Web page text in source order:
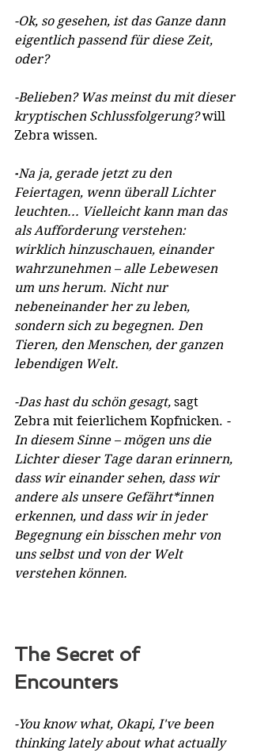
-Ok, so gesehen, ist das Ganze dann
eigentlich passend für diese Zeit,
oder?
-Belieben? Was meinst du mit dieser
kryptischen Schlussfolgerung? will
Zebra wissen.
-Na ja, gerade jetzt zu den
Feiertagen, wenn überall Lichter
leuchten... Vielleicht kann man das
als Aufforderung verstehen:
wirklich hinzuschauen, einander
wahrzunehmen – alle Lebewesen
um uns herum. Nicht nur
nebeneinander her zu leben,
sondern sich zu begegnen. Den
Tieren, den Menschen, der ganzen
lebendigen Welt.
-Das hast du schön gesagt, sagt
Zebra mit feierlichem Kopfnicken. -
In diesem Sinne – mögen uns die
Lichter dieser Tage daran erinnern,
dass wir einander sehen, dass wir
andere als unsere Gefährt*innen
erkennen, und dass wir in jeder
Begegnung ein bisschen mehr von
uns selbst und von der Welt
verstehen können.
The Secret of
Encounters
-You know what, Okapi, I've been
thinking lately about what actually